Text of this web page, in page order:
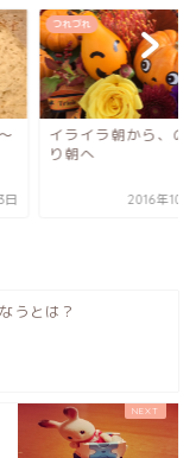
日
つれづれ
イライラ朝から、の
り朝へ
2016年10
うとは？